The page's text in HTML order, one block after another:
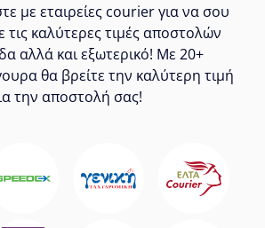
με εταιρείες courier για να σου
καλύτερες τιμές αποστολών
αλλά και εξωτερικό! Με 20+
θα βρείτε την καλύτερη τιμή
την αποστολή σας!